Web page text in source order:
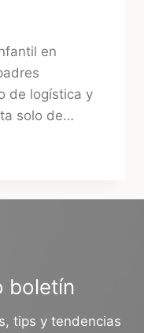
en
de logística y
solo de…
boletín
tips y tendencias